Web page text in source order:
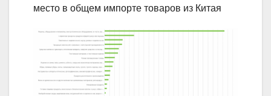
место в общем импорте товаров из Китая